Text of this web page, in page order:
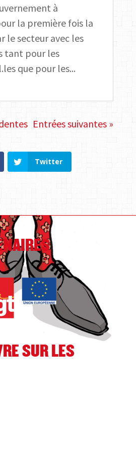
à
la première fois la
le secteur avec les
tant pour les
que pour les...
Entrées suivantes »
Twitter
SUR LES